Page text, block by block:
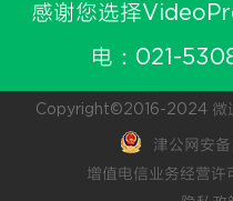
感谢您选择
电：021-
Copyright©2016-2024 微
津公网安
增值电信业务经营